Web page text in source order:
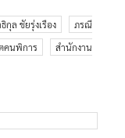
กุล ชัยรุ่งเรือง
ภรณี
คนพิการ
สำนักงาน